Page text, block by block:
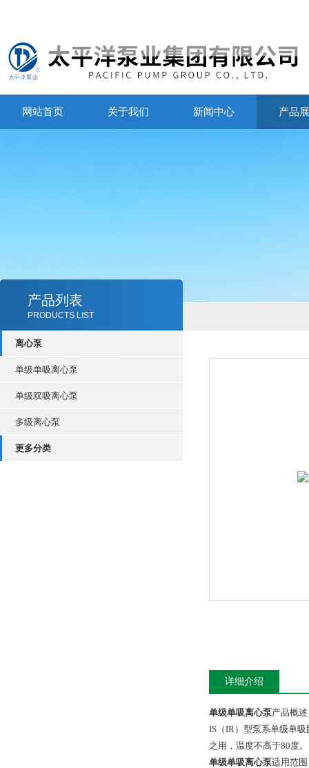
网站首页 关于我们 新闻中心 产品
产品列表
PRODUCTS LIST
离心泵
单级单吸离心泵
单级双吸离心泵
多级离心泵
更多分类
详细介绍
单级单吸离心泵产品概
IS（IR）型泵系单级单
之用，温度不高于80度。
单级单吸离心泵适用范